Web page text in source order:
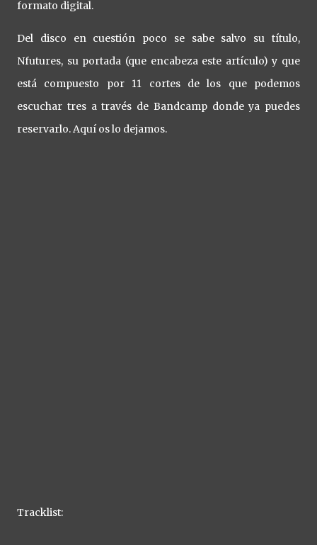
formato digital.
Del disco en cuestión poco se sabe salvo su título,
Nfutures, su portada (que encabeza este artículo) y que
está compuesto por 11 cortes de los que podemos
escuchar tres a través de Bandcamp donde ya puedes
reservarlo. Aquí os lo dejamos.
Tracklist: